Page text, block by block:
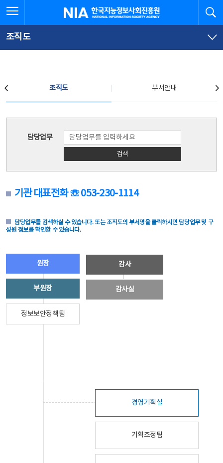
문
로
가
체
뉴
바
가
한국지능정보사회진흥원
조직도
조직도 부서안내
담당업무
검색
기관 대표전화 ☏ 053-230-1114
담당업무를 검색하실 수 있습니다. 또는 조직도의 부서명을 클릭하시면 담당업무 및 구
성원 정보를 확인할 수 있습니다.
원장
부원장
정보보안정책팀
감사
감사실
경영기획실
기획조정팀